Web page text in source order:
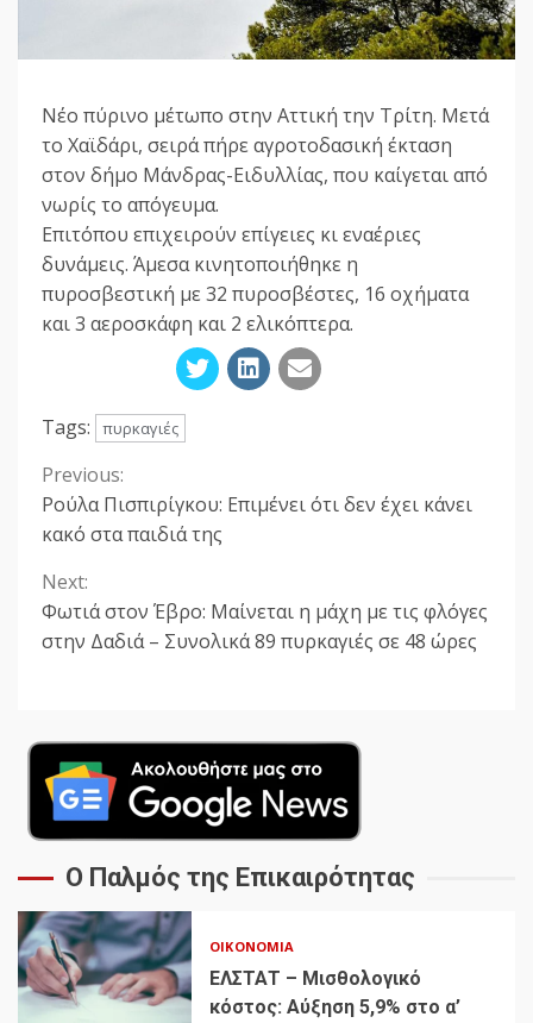
Νέο πύρινο μέτωπο στην Αττική την Τρίτη. Μετά
το Χαϊδάρι, σειρά πήρε αγροτοδασική έκταση
στον δήμο Μάνδρας-Ειδυλλίας, που καίγεται από
νωρίς το απόγευμα.
Επιτόπου επιχειρούν επίγειες κι εναέριες
δυνάμεις. Άμεσα κινητοποιήθηκε η
πυροσβεστική με 32 πυροσβέστες, 16 οχήματα
και 3 αεροσκάφη και 2 ελικόπτερα.
Tags: πυρκαγιές
Continue
Reading
Previous:
Ρούλα Πισπιρίγκου: Επιμένει ότι δεν έχει κάνει
κακό στα παιδιά της
Next:
Φωτιά στον Έβρο: Μαίνεται η μάχη με τις φλόγες
στην Δαδιά – Συνολικά 89 πυρκαγιές σε 48 ώρες
Ο Παλμός της Επικαιρότητας
ΟΙΚΟΝΟΜΊΑ
ΕΛΣΤΑΤ – Μισθολογικό
κόστος: Αύξηση 5,9% στο α’